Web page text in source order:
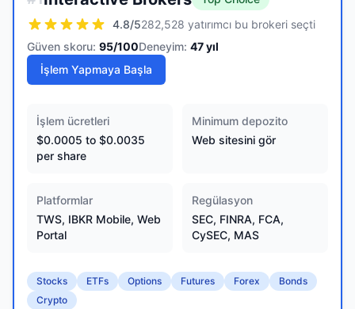
4.8/5282,528 yatırımcı bu brokeri seçti
Güven skoru: 95/100Deneyim: 47yıl
İşlem Yapmaya Başla
İşlem ücretleri
$0.0005 to $0.0035
per share
Minimum depozito
Web sitesini gör
Platformlar
TWS, IBKR Mobile, Web
Portal
Regülasyon
SEC, FINRA, FCA,
CySEC, MAS
Stocks ETFs Options Futures Forex
Bonds
Crypto